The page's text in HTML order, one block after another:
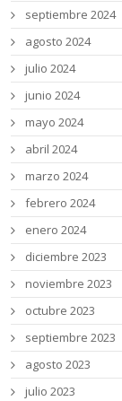
septiembre 2024
agosto 2024
julio 2024
junio 2024
mayo 2024
abril 2024
marzo 2024
febrero 2024
enero 2024
diciembre 2023
noviembre 2023
octubre 2023
septiembre 2023
agosto 2023
julio 2023